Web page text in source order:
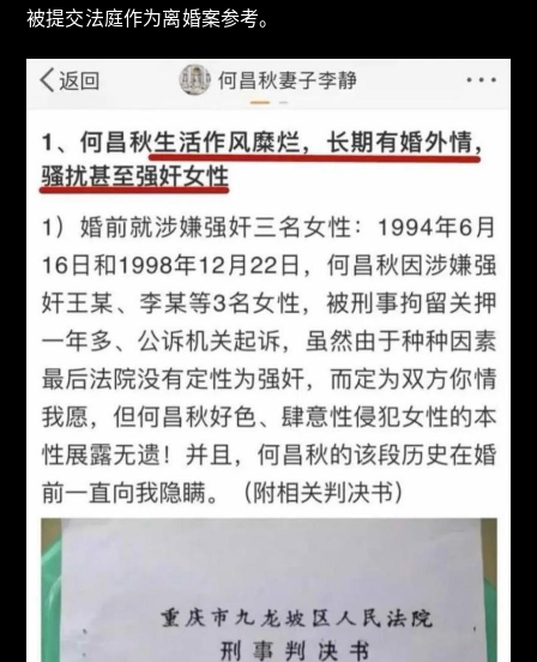
被提交法庭作为离婚案参考。